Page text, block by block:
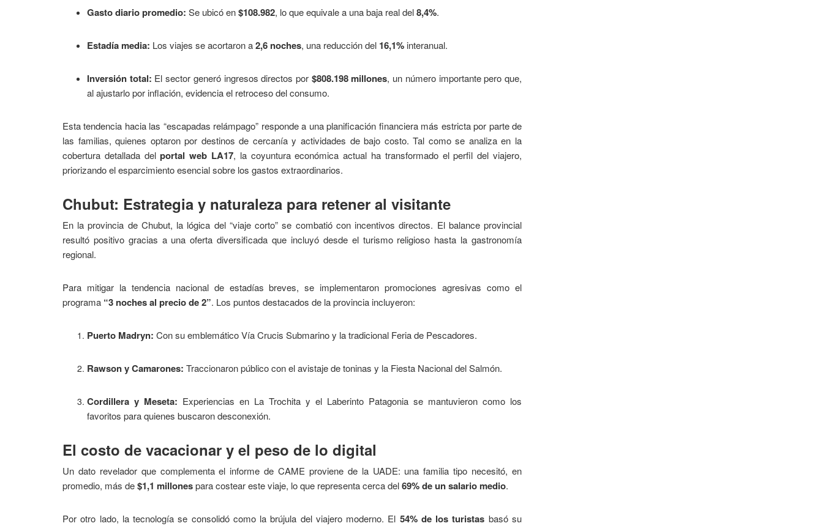
Gasto diario promedio: Se ubicó en$108.982, lo que equivale a una baja real del8,4%.
Estadía media: Los viajes se acortaron a2,6 noches, una reducción del 16,1% interanual.
Inversión total: El sector generó ingresos directos por $808.198 millones, un número importante pero que,
al ajustarlo por inflación, evidencia el retroceso del consumo.
Esta tendencia hacia las “escapadas relámpago” responde a una planificación financiera más estricta por parte de
las familias, quienes optaron por destinos de cercanía y actividades de bajo costo. Tal como se analiza en la
cobertura detallada delportal web LA17, la coyuntura económica actual ha transformado el perfil del viajero,
priorizando el esparcimiento esencial sobre los gastos extraordinarios.
Chubut: Estrategia y naturaleza para retener al visitante
En la provincia de Chubut, la lógica del “viaje corto” se combatió con incentivos directos. El balance provincial
resultó positivo gracias a una oferta diversificada que incluyó desde el turismo religioso hasta la gastronomía
regional.
Para mitigar la tendencia nacional de estadías breves, se implementaron promociones agresivas como el
programa “3 noches al precio de 2”. Los puntos destacados de la provincia incluyeron:
Puerto Madryn: Con su emblemático Vía Crucis Submarino y la tradicional Feria de Pescadores.
Rawson y Camarones: Traccionaron público con el avistaje de toninas y la Fiesta Nacional del Salmón.
Cordillera y Meseta: Experiencias en La Trochita y el Laberinto Patagonia se mantuvieron como los
favoritos para quienes buscaron desconexión.
El costo de vacacionar y el peso de lo digital
Un dato revelador que complementa el informe de CAME proviene de la UADE: una familia tipo necesitó, en
promedio, más de$1,1 millonespara costear este viaje, lo que representa cerca del69% de un salario medio.
Por otro lado, la tecnología se consolidó como la brújula del viajero moderno. El 54% de los turistas basó su